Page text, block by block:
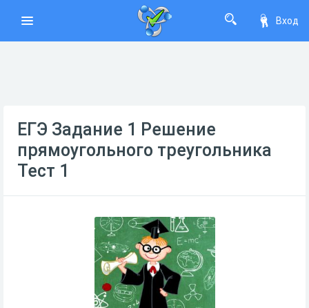
Вход
ЕГЭ Задание 1 Решение
прямоугольного треугольника
Тест 1